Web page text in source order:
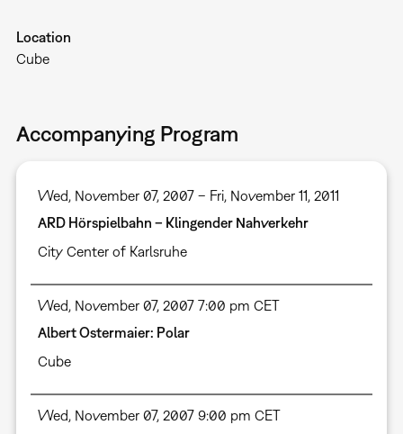
Location
Cube
Accompanying Program
Wed, November 07, 2007 – Fri, November 11, 2011
ARD Hörspielbahn – Klingender Nahverkehr
City Center of Karlsruhe
Wed, November 07, 2007 7:00 pm CET
Albert Ostermaier: Polar
Cube
Wed, November 07, 2007 9:00 pm CET